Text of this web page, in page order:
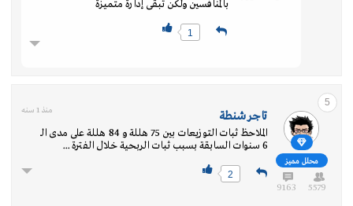
بالمنافسين ولكن تبقى إدارة متميزة
1
5
محلل مميز
5579
9163
تاجر شنطة منذ 1 سنه
الملاحظ ثبات التوزيعات بين 75 هللة و 84 هللة على مدى الـ
6 سنوات السابقة بسبب ثبات الربحية خلال الفترة ...
2